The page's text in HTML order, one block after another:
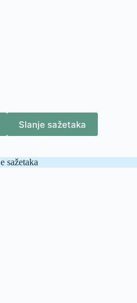
Slanje sažetaka
sažetaka